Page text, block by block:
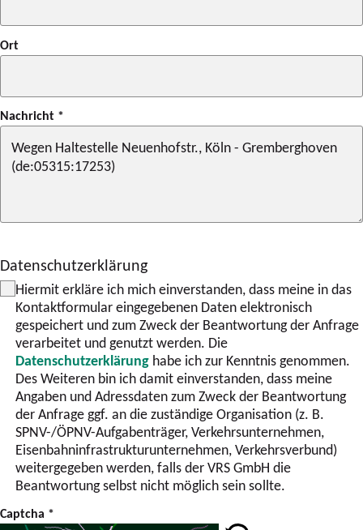
Ort
Nachricht *
Datenschutzerklärung
Hiermit erkläre ich mich einverstanden, dass meine in das
Kontaktformular eingegebenen Daten elektronisch
gespeichert und zum Zweck der Beantwortung der Anfrage
verarbeitet und genutzt werden. Die
Datenschutzerklärung habe ich zur Kenntnis genommen.
Des Weiteren bin ich damit einverstanden, dass meine
Angaben und Adressdaten zum Zweck der Beantwortung
der Anfrage ggf. an die zuständige Organisation (z. B.
SPNV-/ÖPNV-Aufgabenträger, Verkehrsunternehmen,
Eisenbahninfrastrukturunternehmen, Verkehrsverbund)
weitergegeben werden, falls der VRS GmbH die
Beantwortung selbst nicht möglich sein sollte.
Captcha *